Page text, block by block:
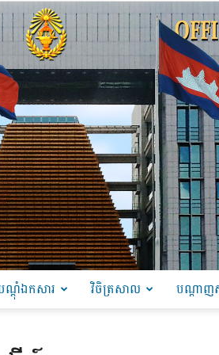
ណ្ដុំឯកសារ វិចិត្រសាល បណ្តាញ